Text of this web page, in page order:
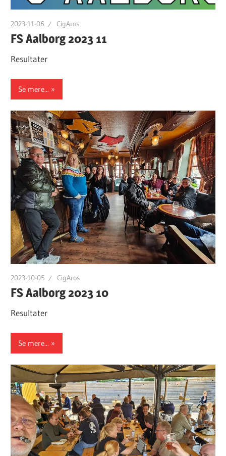
2023-11-06 CigAros
FS Aalborg 2023 11
Resultater
Se mere...
2023-10-05 CigAros
FS Aalborg 2023 10
Resultater
Se mere...